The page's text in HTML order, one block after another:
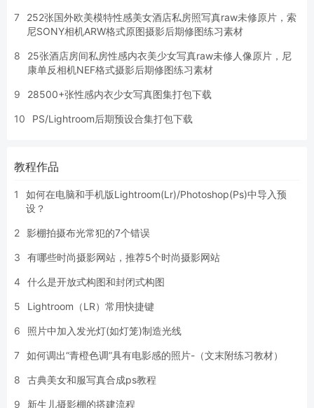
7
252张国外欧美模特性感美女酒店私房照写真raw未修原片，索
尼SONY相机ARW格式原图摄影后期修图练习素材
8
25张酒店房间私房性感内衣美少女写真raw未修人像原片，尼
康单反相机NEF格式摄影后期修图练习素材
9 28500+张性感内衣少女写真图集打包下载
10 PS/Lightroom后期预设合集打包下载
教程作品
1
如何在电脑和手机版Lightroom(Lr)/Photoshop(Ps)中导入预
设？
2 影棚拍摄布光常犯的7个错误
3 有哪些时尚摄影网站，推荐5个时尚摄影网站
4 什么是开放式构图和封闭式构图
5 Lightroom（LR）常用快捷键
6 照片中加入发光灯(如灯笼)制造光线
7 如何调出“青橙色调”具有电影感的照片-（文末附练习教材）
8 古典美女和服写真合成ps教程
9 新生儿摄影棚的搭建流程